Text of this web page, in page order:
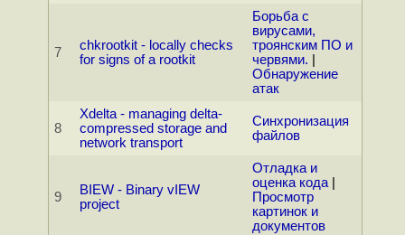
7
chkrootkit - locally checks
for signs of a rootkit
Борьба с
вирусами,
троянским ПО и
червями.
Обнаружение
атак
8
Xdelta - managing delta-
compressed storage and
network transport
Синхронизация
файлов
9
BIEW - Binary vIEW
project
Отладка и
оценка кода|
Просмотр
картинок и
документов